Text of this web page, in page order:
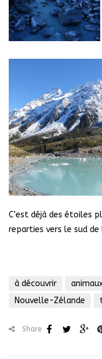
C’est déjà des étoiles
reparties vers le sud
à découvrir
Nouvelle-Zélande
Share